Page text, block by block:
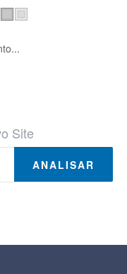
Site
ANALISAR